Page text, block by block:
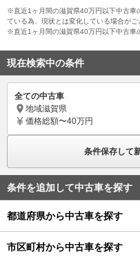
※直近1ヶ月間の滋賀県40万円以下中古車
ている為、現状とは変化している場合がご
※直近1ヶ月間の滋賀県40万円以下中古車
現在検索中の条件
全ての中古車
地域滋賀県
価格総額〜40万円
条件保存して
条件を追加して中古車を探す
都道府県から中古車を探す
市区町村から中古車を探す